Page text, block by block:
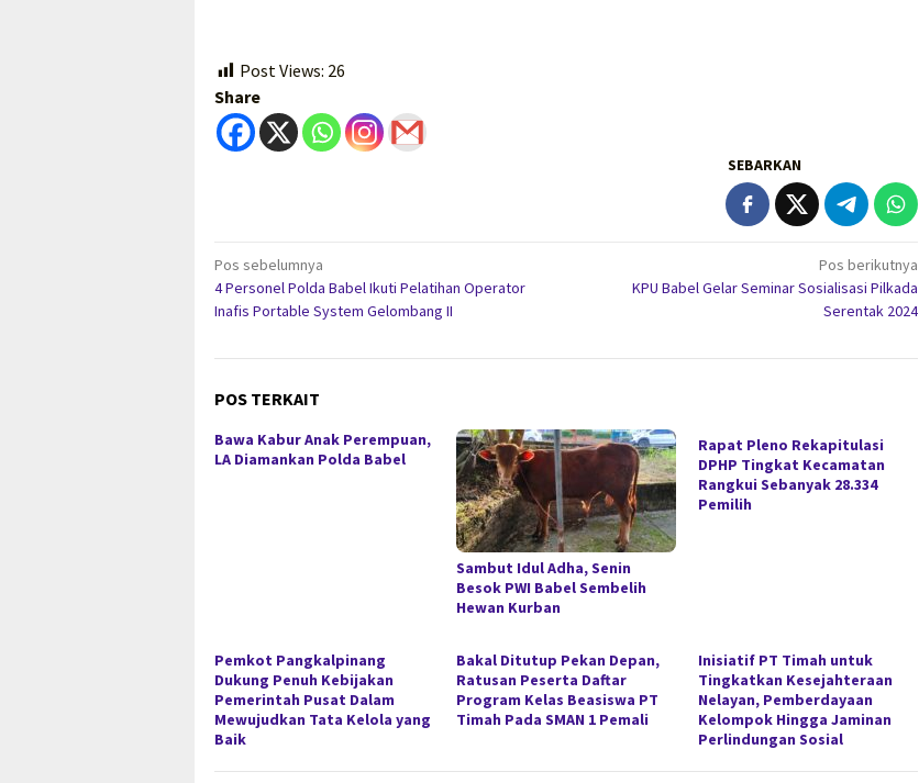
Post Views: 26
Share
SEBARKAN
Navigasi
pos
Pos sebelumnya
4 Personel Polda Babel Ikuti Pelatihan Operator
Inafis Portable System Gelombang II
Pos berikutnya
KPU Babel Gelar Seminar Sosialisasi Pilkada
Serentak 2024
POS TERKAIT
Bawa Kabur Anak Perempuan,
LA Diamankan Polda Babel
Sambut Idul Adha, Senin
Besok PWI Babel Sembelih
Hewan Kurban
Rapat Pleno Rekapitulasi
DPHP Tingkat Kecamatan
Rangkui Sebanyak 28.334
Pemilih
Pemkot Pangkalpinang
Dukung Penuh Kebijakan
Pemerintah Pusat Dalam
Mewujudkan Tata Kelola yang
Baik
Bakal Ditutup Pekan Depan,
Ratusan Peserta Daftar
Program Kelas Beasiswa PT
Timah Pada SMAN 1 Pemali
Inisiatif PT Timah untuk
Tingkatkan Kesejahteraan
Nelayan, Pemberdayaan
Kelompok Hingga Jaminan
Perlindungan Sosial